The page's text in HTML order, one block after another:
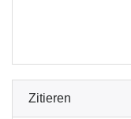
Zitieren